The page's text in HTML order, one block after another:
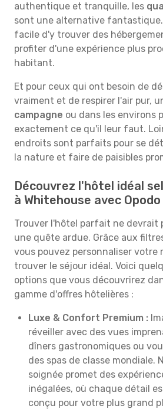
authentique et tranquille, les
sont une alternative
facile d'y trouver des
profiter d'une expérience plus
habitant.
Et pour ceux qui ont besoin de
vraiment et de respirer l'air pur,
campagne ou dans les environs
exactement ce qu'il leur faut.
endroits sont parfaits pour se
la nature et faire de paisibles
Découvrez l'hôtel idéal
à Whitehouse avec Opodo
Trouver l'hôtel parfait ne devrait
une quête ardue. Grâce aux
vous pouvez personnaliser votre
trouver le séjour idéal. Voici
options que vous découvrirez
gamme d'offres hôtelières :
Luxe & Confort Premium :
réveiller avec des vues
dîners gastronomiques ou
des spas de classe mondiale.
soignée promet des
inégalées, où chaque détail
conçu pour votre plus grand